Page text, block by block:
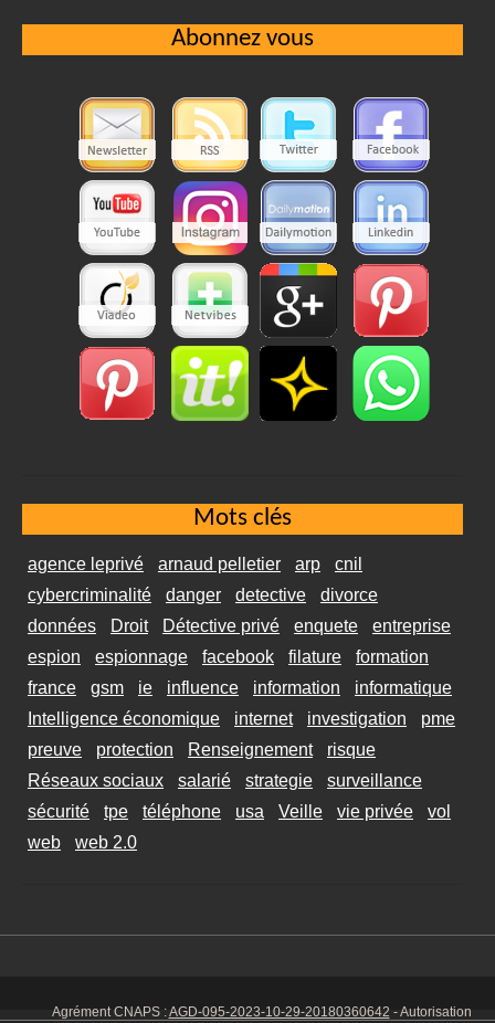
Abonnez vous
Mots clés
agence leprivé arnaud pelletier arp
cnil
cybercriminalité
danger detective
divorce
données
Droit Détective privé enquete
entreprise
espion
espionnage facebook filature
formation
france
gsm ie influence information
informatique
Intelligence économique
internet investigation
pme
preuve
protection Renseignement
risque
Réseaux sociaux
salarié strategie
surveillance
sécurité
tpe téléphone usa Veille vie privée
vol
web
web 2.0
Agrément CNAPS :AGD-095-2023-10-29-20180360642 - Autorisation